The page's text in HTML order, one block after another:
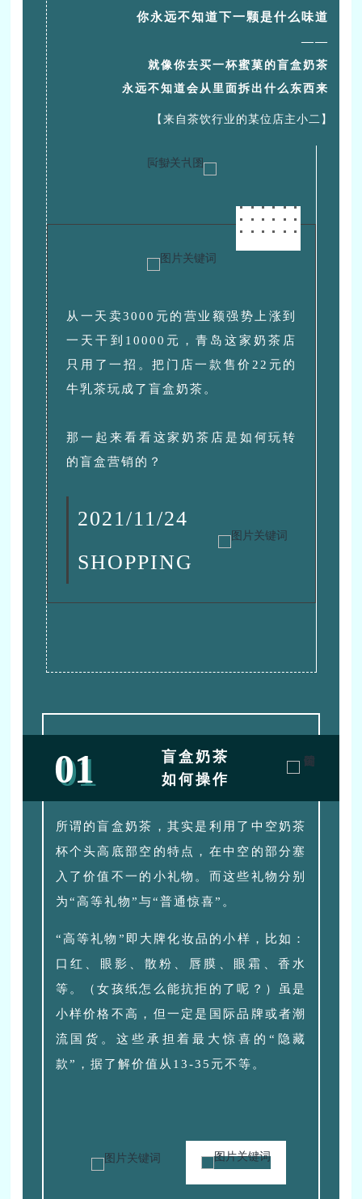
你永远不知道下一颗是什么味道
——
就像你去买一杯蜜菓的盲盒奶茶
永远不知道会从里面拆出什么东西来
【来自茶饮行业的某位店主小二】
从一天卖3000元的营业额强势上涨到
一天干到10000元，青岛这家奶茶店
只用了一招。把门店一款售价22元的
牛乳茶玩成了盲盒奶茶。
那一起来看看这家奶茶店是如何玩转
的盲盒营销的？
2021/11/24
SHOPPING
01
盲盒奶茶
如何操作
所谓的盲盒奶茶，其实是利用了中空奶茶
杯个头高底部空的特点，在中空的部分塞
入了价值不一的小礼物。而这些礼物分别
为“高等礼物”与“普通惊喜”。
“高等礼物”即大牌化妆品的小样，比如：
口红、眼影、散粉、唇膜、眼霜、香水
等。（女孩纸怎么能抗拒的了呢？）虽是
小样价格不高，但一定是国际品牌或者潮
流国货。这些承担着最大惊喜的“隐藏
款”，据了解价值从13-35元不等。